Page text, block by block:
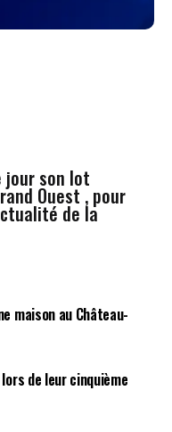
jour son lot
Ouest , pour
de la
maison au Château-
de leur cinquième